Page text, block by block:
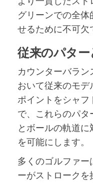
グリーンでの全
せるために不可欠
従来のパタ
カウンターバラ
おいて従来のモ
ポイントをシャフ
で、これらのパ
とボールの軌道
を可能にします。
多くのゴルファー
ーがストロークを